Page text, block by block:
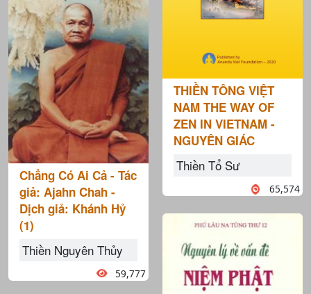
Chẳng Có Ai Cả - Tác
giả: Ajahn Chah -
Dịch giả: Khánh Hỷ
(1)
Thiền Nguyên Thủy
59,777
THIỀN TÔNG VIỆT
NAM THE WAY OF
ZEN IN VIETNAM -
NGUYÊN GIÁC
Thiền Tổ Sư
65,574